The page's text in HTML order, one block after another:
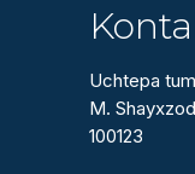
Uchtepa
M.
100123